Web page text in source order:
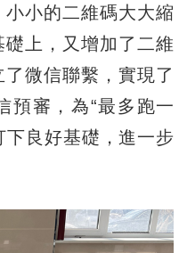
小的二維碼大大縮
上，又增加了二維
微信聯繫，實現了
預審，為“最多跑一
下良好基礎，進一步